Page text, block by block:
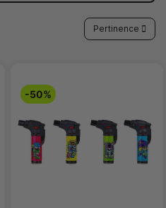
Pertinence
-50%